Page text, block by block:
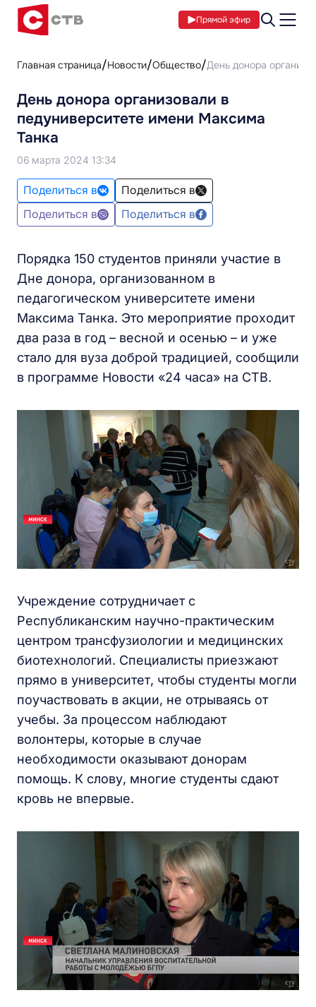
Прямой эфир
Главная страница Новости Общество День донора
День донора организовали в
педуниверситете имени Максима
Танка
06 марта 2024 13:34
Поделиться в
Поделиться в
Поделиться в
Поделиться в
Порядка 150 студентов приняли участие в
Дне донора, организованном в
педагогическом университете имени
Максима Танка. Это мероприятие проходит
два раза в год – весной и осенью – и уже
стало для вуза доброй традицией, сообщили
в программе Новости «24 часа» на СТВ.
Учреждение сотрудничает с
Республиканским научно-практическим
центром трансфузиологии и медицинских
биотехнологий. Специалисты приезжают
прямо в университет, чтобы студенты могли
поучаствовать в акции, не отрываясь от
учебы. За процессом наблюдают
волонтеры, которые в случае
необходимости оказывают донорам
помощь. К слову, многие студенты сдают
кровь не впервые.